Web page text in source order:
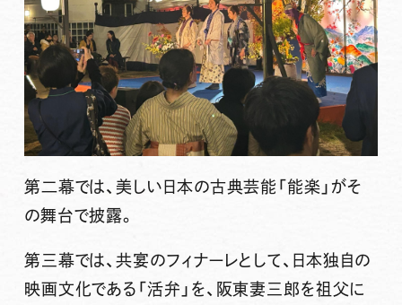
第二幕では、美しい日本の古典芸能「能楽」がそ
の舞台で披露。
第三幕では、共宴のフィナーレとして、日本独自の
映画文化である「活弁」を、阪東妻三郎を祖父に